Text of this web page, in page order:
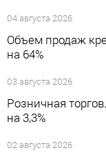
04 августа 2026
Объем продаж
на 64%
03 августа 2026
Розничная
на 3,3%
02 августа 2026